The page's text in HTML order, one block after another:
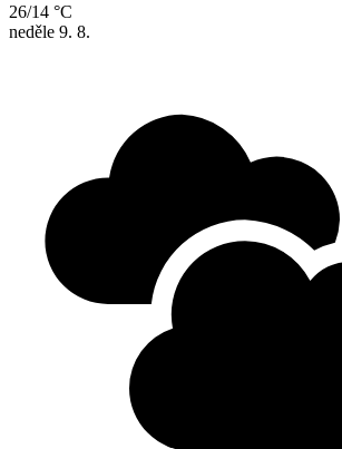
26/14 °C
neděle 9. 8.